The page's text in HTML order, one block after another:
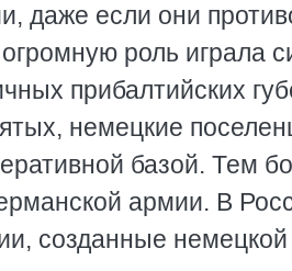
даже если они
роль играла
прибалтийских
немецкие
базой. Тем
армии. В
созданные